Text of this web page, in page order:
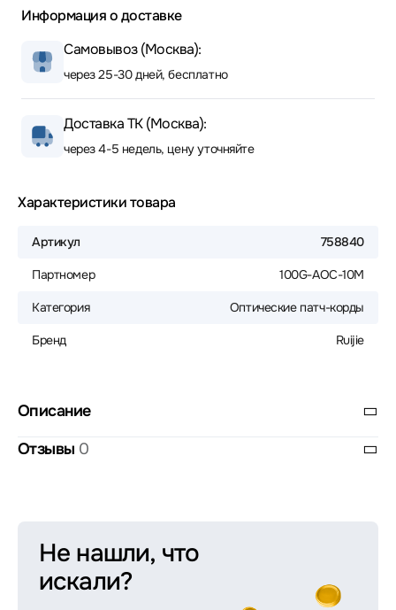
Информация о доставке
Самовывоз (Москва):
через 25-30 дней, бесплатно
Доставка ТК (Москва):
через 4-5 недель, цену уточняйте
Характеристики товара
Артикул 758840
Партномер 100G-AOC-10M
Категория Оптические патч-корды
Бренд Ruijie
Описание
Отзывы 0
Не нашли, что
искали?